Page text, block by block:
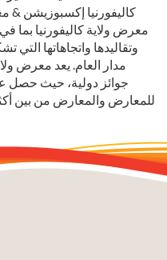
كاليفورنيا إكسبوزيشن &
معرض ولاية كاليفورنيا بما
وتقاليدها واتجاهاتها
مدار العام. يعد معرض
جوائز دولية، حيث حصل